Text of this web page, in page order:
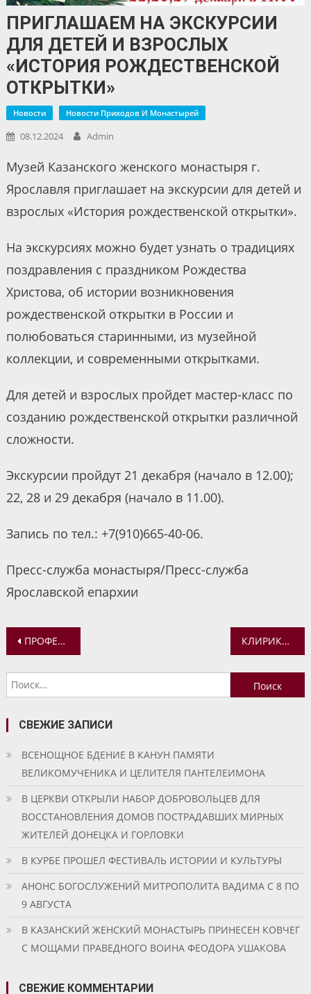
ПРИГЛАШАЕМ НА ЭКСКУРСИИ
ДЛЯ ДЕТЕЙ И ВЗРОСЛЫХ
«ИСТОРИЯ РОЖДЕСТВЕНСКОЙ
ОТКРЫТКИ»
Новости Новости Приходов И Монастырей
08.12.2024 Admin
Музей Казанского женского монастыря г.
Ярославля приглашает на экскурсии для детей и
взрослых «История рождественской открытки».
На экскурсиях можно будет узнать о традициях
поздравления с праздником Рождества
Христова, об истории возникновения
рождественской открытки в России и
полюбоваться старинными, из музейной
коллекции, и современными открытками.
Для детей и взрослых пройдет мастер-класс по
созданию рождественской открытки различной
сложности.
Экскурсии пройдут 21 декабря (начало в 12.00);
22, 28 и 29 декабря (начало в 11.00).
Запись по тел.: +7(910)665-40-06.
Пресс-служба монастыря/Пресс-служба
Ярославской епархии
Навигация
по
записям
ПРОФЕССОР А. Г. ШУСТРОВ ПРИНЯЛ УЧАСТИЕ В РАБОТЕ ДИСТАНЦИОННОГО СЕМИНАРА ПО ОБМЕНУ ОПЫТОМ В ОБЛАСТИ НАУЧНОЙ РАБОТЫ КЛИРИКИ ЕПАРХИИ ОСВЯТИЛИ ОФИС ЯРОСЛАВСКОГО ФИЛИАЛА ФОНДА «ЗАЩИТНИКИ ОТЕЧЕСТВА»
Найти:
СВЕЖИЕ ЗАПИСИ
ВСЕНОЩНОЕ БДЕНИЕ В КАНУН ПАМЯТИ
ВЕЛИКОМУЧЕНИКА И ЦЕЛИТЕЛЯ ПАНТЕЛЕИМОНА
В ЦЕРКВИ ОТКРЫЛИ НАБОР ДОБРОВОЛЬЦЕВ ДЛЯ
ВОССТАНОВЛЕНИЯ ДОМОВ ПОСТРАДАВШИХ МИРНЫХ
ЖИТЕЛЕЙ ДОНЕЦКА И ГОРЛОВКИ
В КУРБЕ ПРОШЕЛ ФЕСТИВАЛЬ ИСТОРИИ И КУЛЬТУРЫ
АНОНС БОГОСЛУЖЕНИЙ МИТРОПОЛИТА ВАДИМА С 8 ПО
9 АВГУСТА
В КАЗАНСКИЙ ЖЕНСКИЙ МОНАСТЫРЬ ПРИНЕСЕН КОВЧЕГ
С МОЩАМИ ПРАВЕДНОГО ВОИНА ФЕОДОРА УШАКОВА
СВЕЖИЕ КОММЕНТАРИИ